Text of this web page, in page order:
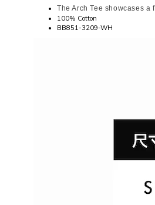
The Arch Tee showcases
100% Cotton
BB851-3209-WH